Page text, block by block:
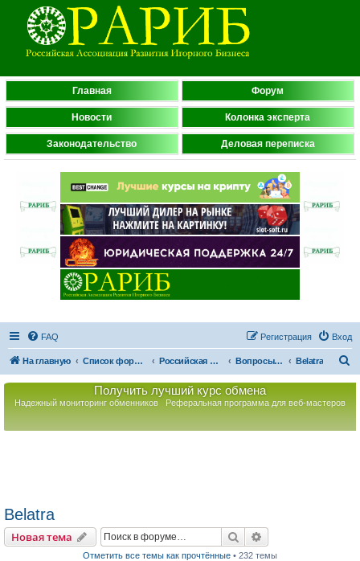
Главная Форум
Новости Колонка эксперта
Законодательство Деловая переписка
FAQ Вход
Регистрация
На главную Список форумов Российская Ассоциация Развития Игорного Бизнеса Вопросы по игорному оборудованию Belatra
Получить лучший курс обмена
Надежный мониторинг обменников Реферальная программа для веб-мастеров
Belatra
Новая тема Поиск
Отметить все темы как прочтённые • 232 темы